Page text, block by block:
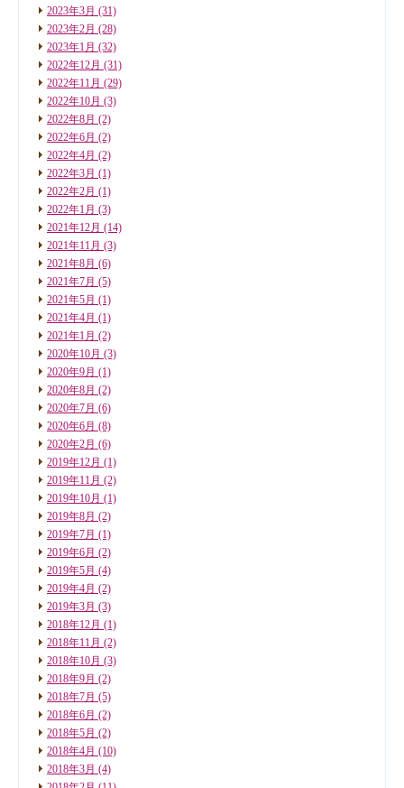
2023年3月 (31)
2023年2月 (28)
2023年1月 (32)
2022年12月 (31)
2022年11月 (29)
2022年10月 (3)
2022年8月 (2)
2022年6月 (2)
2022年4月 (2)
2022年3月 (1)
2022年2月 (1)
2022年1月 (3)
2021年12月 (14)
2021年11月 (3)
2021年8月 (6)
2021年7月 (5)
2021年5月 (1)
2021年4月 (1)
2021年1月 (2)
2020年10月 (3)
2020年9月 (1)
2020年8月 (2)
2020年7月 (6)
2020年6月 (8)
2020年2月 (6)
2019年12月 (1)
2019年11月 (2)
2019年10月 (1)
2019年8月 (2)
2019年7月 (1)
2019年6月 (2)
2019年5月 (4)
2019年4月 (2)
2019年3月 (3)
2018年12月 (1)
2018年11月 (2)
2018年10月 (3)
2018年9月 (2)
2018年7月 (5)
2018年6月 (2)
2018年5月 (2)
2018年4月 (10)
2018年3月 (4)